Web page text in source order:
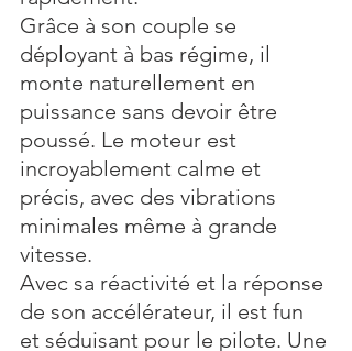
Grâce à son couple se
déployant à bas régime, il
monte naturellement en
puissance sans devoir être
poussé. Le moteur est
incroyablement calme et
précis, avec des vibrations
minimales même à grande
vitesse.
Avec sa réactivité et la réponse
de son accélérateur, il est fun
et séduisant pour le pilote. Une